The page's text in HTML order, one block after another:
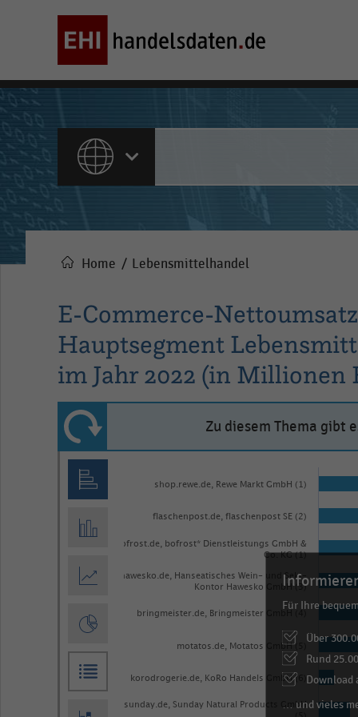
ALLE INHALTE
Pfadnavigation
Home Lebensmittelhandel
E-Commerce-
Hauptsegment
im Jahr 2022 (in Millionen
Zu diesem Thema gibt
bars.
has
axis
displaying
graphic.shop.rewe.de, Rewe Markt GmbH (1)
flaschenpost.de, flaschenpost SE (2)
bofrost.de, bofrost* Dienstleistungs GmbH &
Co. KG (1)
hawesko.de, Hanseatisches Wein- und Sekt-
Kontor Hawesko GmbH (3)
bringmeister.de, Bringmeister GmbH (4)
motatos.de, Motatos GmbH (5)
korodrogerie.de, KoRo Handels GmbH (6)
sunday.de, Sunday Natural Products GmbH
Für Ihre
Über
Rund
Download
… und vieles